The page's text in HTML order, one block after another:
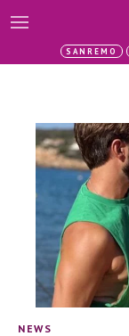
SANREMO
NEWS